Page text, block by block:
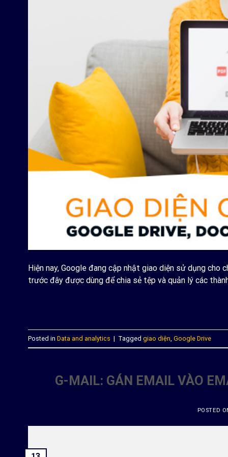
Hiện nay, Google đang cập nhật giao diện sử dụng
trước đây được dùng để chia sẻ tệp và quản lý các
Posted in Data and analytics | Tagged giao diện Google Drive
G-MAIL: GÁN EMAIL VÀO
POSTED